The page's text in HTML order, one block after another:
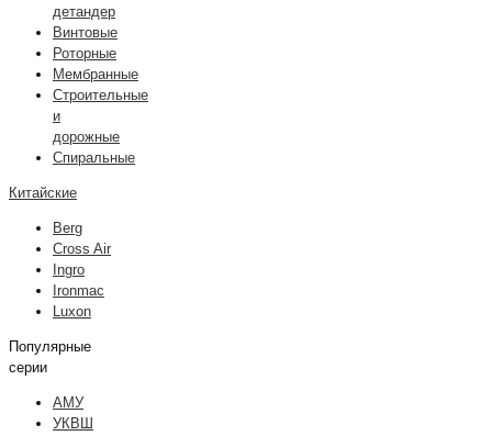
детандер
Винтовые
Роторные
Мембранные
Строительные
и
дорожные
Спиральные
Китайские
Berg
Cross Air
Ingro
Ironmac
Luxon
Популярные
серии
АМУ
УКВШ